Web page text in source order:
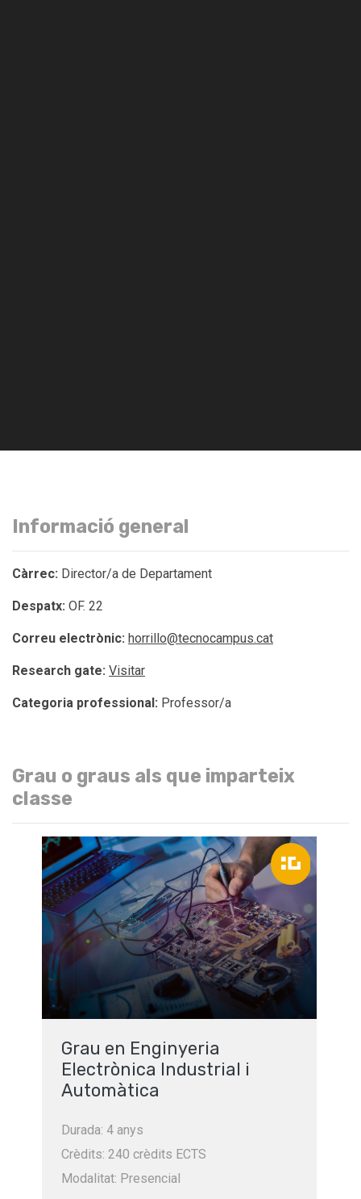
Informació general
Càrrec: Director/a de Departament
Despatx: OF. 22
Correu electrònic: horrillo@tecnocampus.cat
Research gate: Visitar
Categoria professional: Professor/a
Grau o graus als que imparteix
classe
Grau en Enginyeria
Electrònica Industrial i
Automàtica
Durada: 4 anys
Crèdits: 240 crèdits ECTS
Modalitat: Presencial